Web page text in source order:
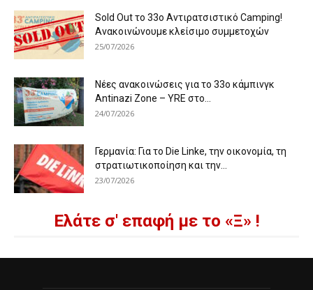
Sold Out το 33ο Αντιρατσιστικό Camping!
Ανακοινώνουμε κλείσιμο συμμετοχών
25/07/2026
Νέες ανακοινώσεις για το 33ο κάμπινγκ
Antinazi Zone – YRE στο...
24/07/2026
Γερμανία: Για το Die Linke, την οικονομία, τη
στρατιωτικοποίηση και την...
23/07/2026
Ελάτε σ' επαφή με το «Ξ» !